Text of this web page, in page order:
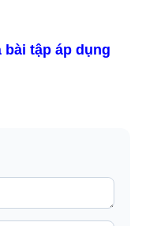
tập áp dụng